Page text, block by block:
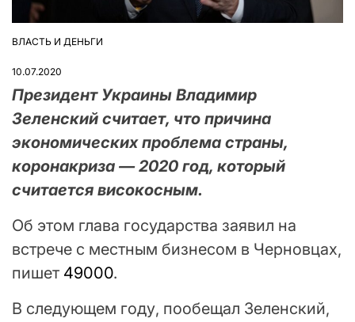
ОПУБЛІКУВАТИ
ВЛАСТЬ И ДЕНЬГИ
10.07.2020
Президент Украины Владимир
Зеленский считает, что причина
экономических проблема страны,
коронакриза — 2020 год, который
считается високосным.
Об этом глава государства заявил на
встрече с местным бизнесом в Черновцах,
пишет 49000.
В следующем году, пообещал Зеленский,